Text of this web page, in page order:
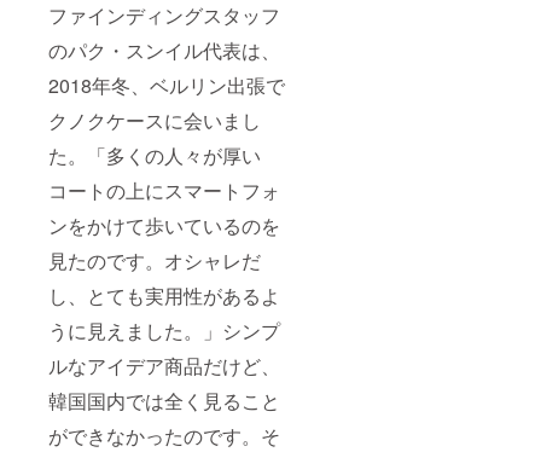
ファインディングスタッフ
のパク・スンイル代表は、
2018年冬、ベルリン出張で
クノクケースに会いまし
た。「多くの人々が厚い
コートの上にスマートフォ
ンをかけて歩いているのを
見たのです。オシャレだ
し、とても実用性があるよ
うに見えました。」シンプ
ルなアイデア商品だけど、
韓国国内では全く見ること
ができなかったのです。そ